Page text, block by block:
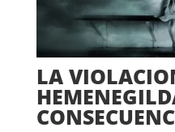
LA